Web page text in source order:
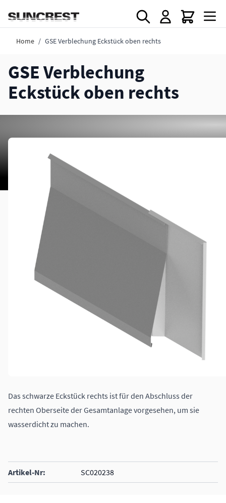
Home / GSE Verblechung Eckstück oben rechts
GSE Verblechung
Eckstück oben rechts
Das schwarze Eckstück rechts ist für den Abschluss der
rechten Oberseite der Gesamtanlage vorgesehen, um sie
wasserdicht zu machen.
Artikel-Nr: SC020238